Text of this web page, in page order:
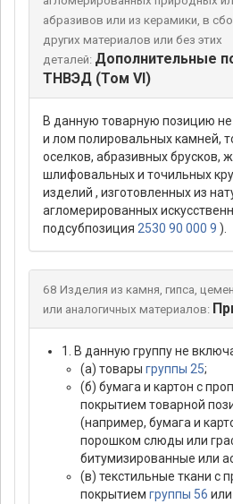
абразивов или из керамики, в
других материалов или без этих
деталей: Дополнительные
ТНВЭД (Том VI)
В данную товарную позицию
и лом полировальных камней,
оселков, абразивных брусков,
шлифовальных и точильных
изделий , изготовленных из
агломерированных
подсубпозиция 2530 90 000 9 ).
68 Изделия из камня, гипса,
или аналогичных материалов:
1. В данную группу не
(а) товары группы 25;
(б) бумага и картон с
покрытием товарной
(например, бумага и
порошком слюды или
битумизированные или
(в) текстильные ткани с
покрытием группы 56